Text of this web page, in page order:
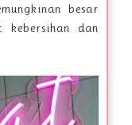
besar
dan